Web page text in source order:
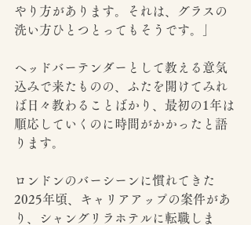
やり方があります。それは、グラスの
洗い方ひとつとってもそうです。」
ヘッドバーテンダーとして教える意気
込みで来たものの、ふたを開けてみれ
ば日々教わることばかり、最初の1年は
順応していくのに時間がかかったと語
ります。
ロンドンのバーシーンに慣れてきた
2025年頃、キャリアアップの案件があ
り、シャングリラホテルに転職しま